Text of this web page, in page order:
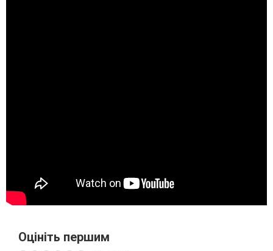
Оцініть першим